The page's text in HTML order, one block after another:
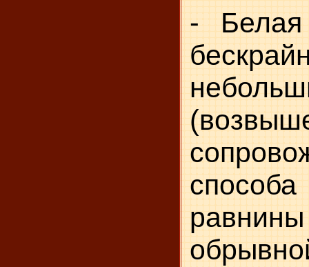
- Белая